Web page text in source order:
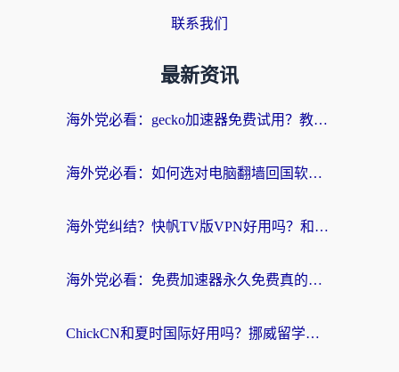
联系我们
最新资讯
海外党必看：gecko加速器免费试用？教你选对回国加速器，无缝刷国内剧玩游戏
海外党必看：如何选对电脑翻墙回国软件，轻松解锁国内资源？
海外党纠结？快帆TV版VPN好用吗？和扇贝手游VPN对比哪个回国效果更好？
海外党必看：免费加速器永久免费真的存在吗？教你选对回国加速器无缝刷国内资源
ChickCN和夏时国际好用吗？挪威留学生亲测3款回国加速器，附穿梭和加速喵对比指南